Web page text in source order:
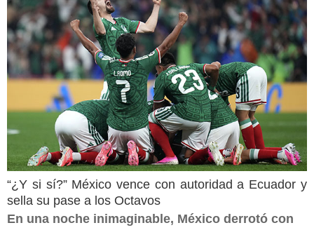
“¿Y si sí?” México vence con autoridad a Ecuador y
sella su pase a los Octavos
En una noche inimaginable, México derrotó con